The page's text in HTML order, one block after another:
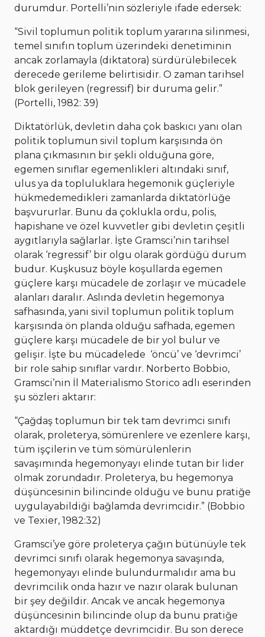
durumdur. Portelli’nin sözleriyle ifade edersek:
“Sivil toplumun politik toplum yararına silinmesi,
temel sınıfın toplum üzerindeki denetiminin
ancak zorlamayla (diktatora) sürdürülebilecek
derecede gerileme belirtisidir. O zaman tarihsel
blok gerileyen (regressif) bir duruma gelir.”
(Portelli, 1982: 39)
Diktatörlük, devletin daha çok baskıcı yanı olan
politik toplumun sivil toplum karşısında ön
plana çıkmasının bir şekli olduğuna göre,
egemen sınıflar egemenlikleri altındaki sınıf,
ulus ya da topluluklara hegemonik güçleriyle
hükmedemedikleri zamanlarda diktatörlüğe
başvururlar. Bunu da çoklukla ordu, polis,
hapishane ve özel kuvvetler gibi devletin çeşitli
aygıtlarıyla sağlarlar. İşte Gramsci’nin tarihsel
olarak ‘regressif’ bir olgu olarak gördüğü durum
budur. Kuşkusuz böyle koşullarda egemen
güçlere karşı mücadele de zorlaşır ve mücadele
alanları daralır. Aslında devletin hegemonya
safhasında, yani sivil toplumun politik toplum
karşısında ön planda olduğu safhada, egemen
güçlere karşı mücadele de bir yol bulur ve
gelişir. İşte bu mücadelede ‘öncü’ ve ‘devrimci’
bir role sahip sınıflar vardır. Norberto Bobbio,
Gramsci’nin İl Materialismo Storico adlı eserinden
şu sözleri aktarır:
“Çağdaş toplumun bir tek tam devrimci sınıfı
olarak, proleterya, sömürenlere ve ezenlere karşı,
tüm işçilerin ve tüm sömürülenlerin
savaşımında hegemonyayı elinde tutan bir lider
olmak zorundadır. Proleterya, bu hegemonya
düşüncesinin bilincinde olduğu ve bunu pratiğe
uygulayabildiği bağlamda devrimcidir.” (Bobbio
ve Texier, 1982:32)
Gramsci’ye göre proleterya çağın bütünüyle tek
devrimci sınıfı olarak hegemonya savaşında,
hegemonyayı elinde bulundurmalıdır ama bu
devrimcilik onda hazır ve nazır olarak bulunan
bir şey değildir. Ancak ve ancak hegemonya
düşüncesinin bilincinde olup da bunu pratiğe
aktardığı müddetçe devrimcidir. Bu son derece